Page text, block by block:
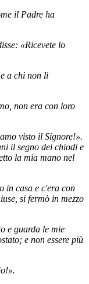
il Padre ha
«Ricevete lo
a chi non li
non era con loro
visto il Signore!».
il segno dei chiodi e
la mia mano nel
in casa e c'era con
si fermò in mezzo
e guarda le mie
e non essere più